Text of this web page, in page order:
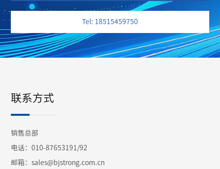
Tel: 18515459750
联系方式
销售总部
电话：010-87653191/92
邮箱：sales@bjstrong.com.cn